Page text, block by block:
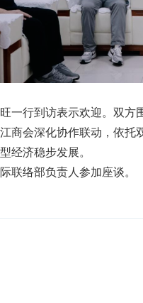
一行到访表示欢迎。双方
商会深化协作联动，依
经济稳步发展。
联络部负责人参加座谈。